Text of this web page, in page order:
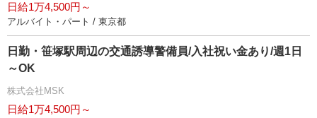
日給1万4,500円～
アルバイト・パート / 東京都
日勤・笹塚駅周辺の交通誘導警備員/入社祝い金あり/週1日
～OK
株式会社MSK
日給1万4,500円～